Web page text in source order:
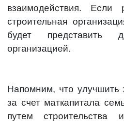
взаимодействия. Если
строительная
будет представить
организацией.
Напомним, что
за счет маткапитала
путем строительства